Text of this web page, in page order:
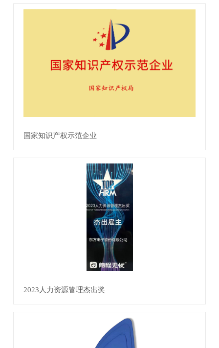
国家知识产权示范企业
2023人力资源管理杰出奖